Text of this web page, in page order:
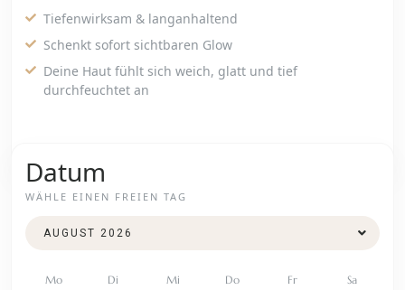
Tiefenwirksam & langanhaltend
Schenkt sofort sichtbaren Glow
Deine Haut fühlt sich weich, glatt und tief
durchfeuchtet an
Datum
WÄHLE EINEN FREIEN TAG
Mo Di Mi Do Fr
Sa